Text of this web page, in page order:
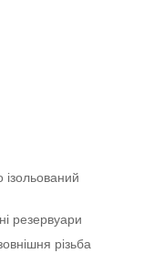
ізольований
резервуари
різьба